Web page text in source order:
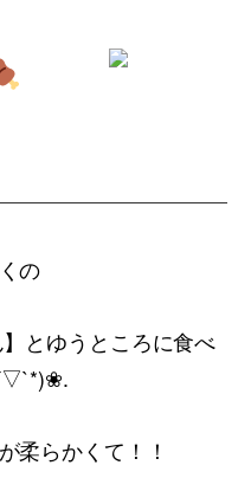
の
とゆうところに食べ
柔らかくて！！